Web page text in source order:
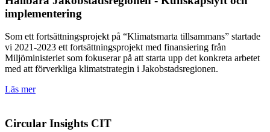
implementering
Som ett fortsättningsprojekt på “Klimatsmarta tillsammans” startade
vi 2021-2023 ett fortsättningsprojekt med finansiering från
Miljöministeriet som fokuserar på att starta upp det konkreta arbetet
med att förverkliga klimatstrategin i Jakobstadsregionen.
Läs mer
Circular Insights CIT